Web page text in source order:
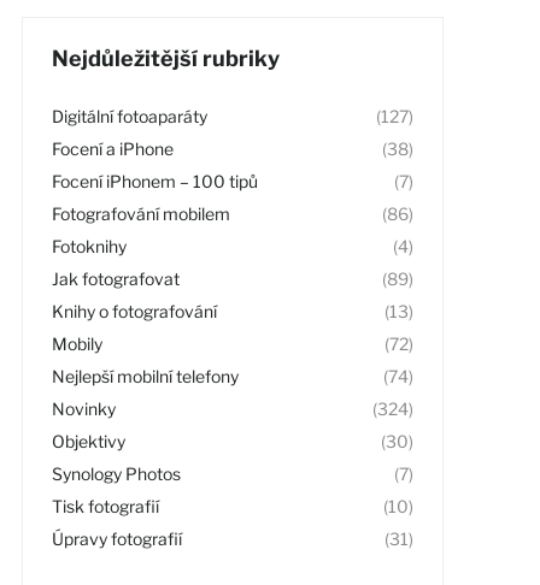
Nejdůležitější rubriky
Digitální fotoaparáty
(127)
Focení a iPhone
(38)
Focení iPhonem – 100 tipů
(7)
Fotografování mobilem
(86)
Fotoknihy
(4)
Jak fotografovat
(89)
Knihy o fotografování
(13)
Mobily
(72)
Nejlepší mobilní telefony
(74)
Novinky
(324)
Objektivy
(30)
Synology Photos
(7)
Tisk fotografií
(10)
Úpravy fotografií
(31)